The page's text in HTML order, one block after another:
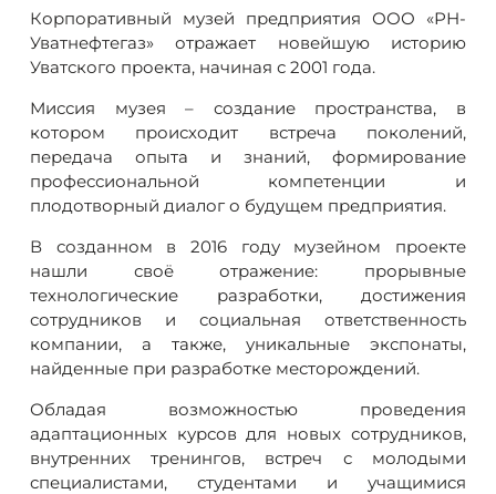
Корпоративный музей предприятия ООО «РН-
Уватнефтегаз» отражает новейшую историю
Уватского проекта, начиная с 2001 года.
Миссия музея – создание пространства, в
котором происходит встреча поколений,
передача опыта и знаний, формирование
профессиональной компетенции и
плодотворный диалог о будущем предприятия.
В созданном в 2016 году музейном проекте
нашли своё отражение: прорывные
технологические разработки, достижения
сотрудников и социальная ответственность
компании, а также, уникальные экспонаты,
найденные при разработке месторождений.
Обладая возможностью проведения
адаптационных курсов для новых сотрудников,
внутренних тренингов, встреч с молодыми
специалистами, студентами и учащимися